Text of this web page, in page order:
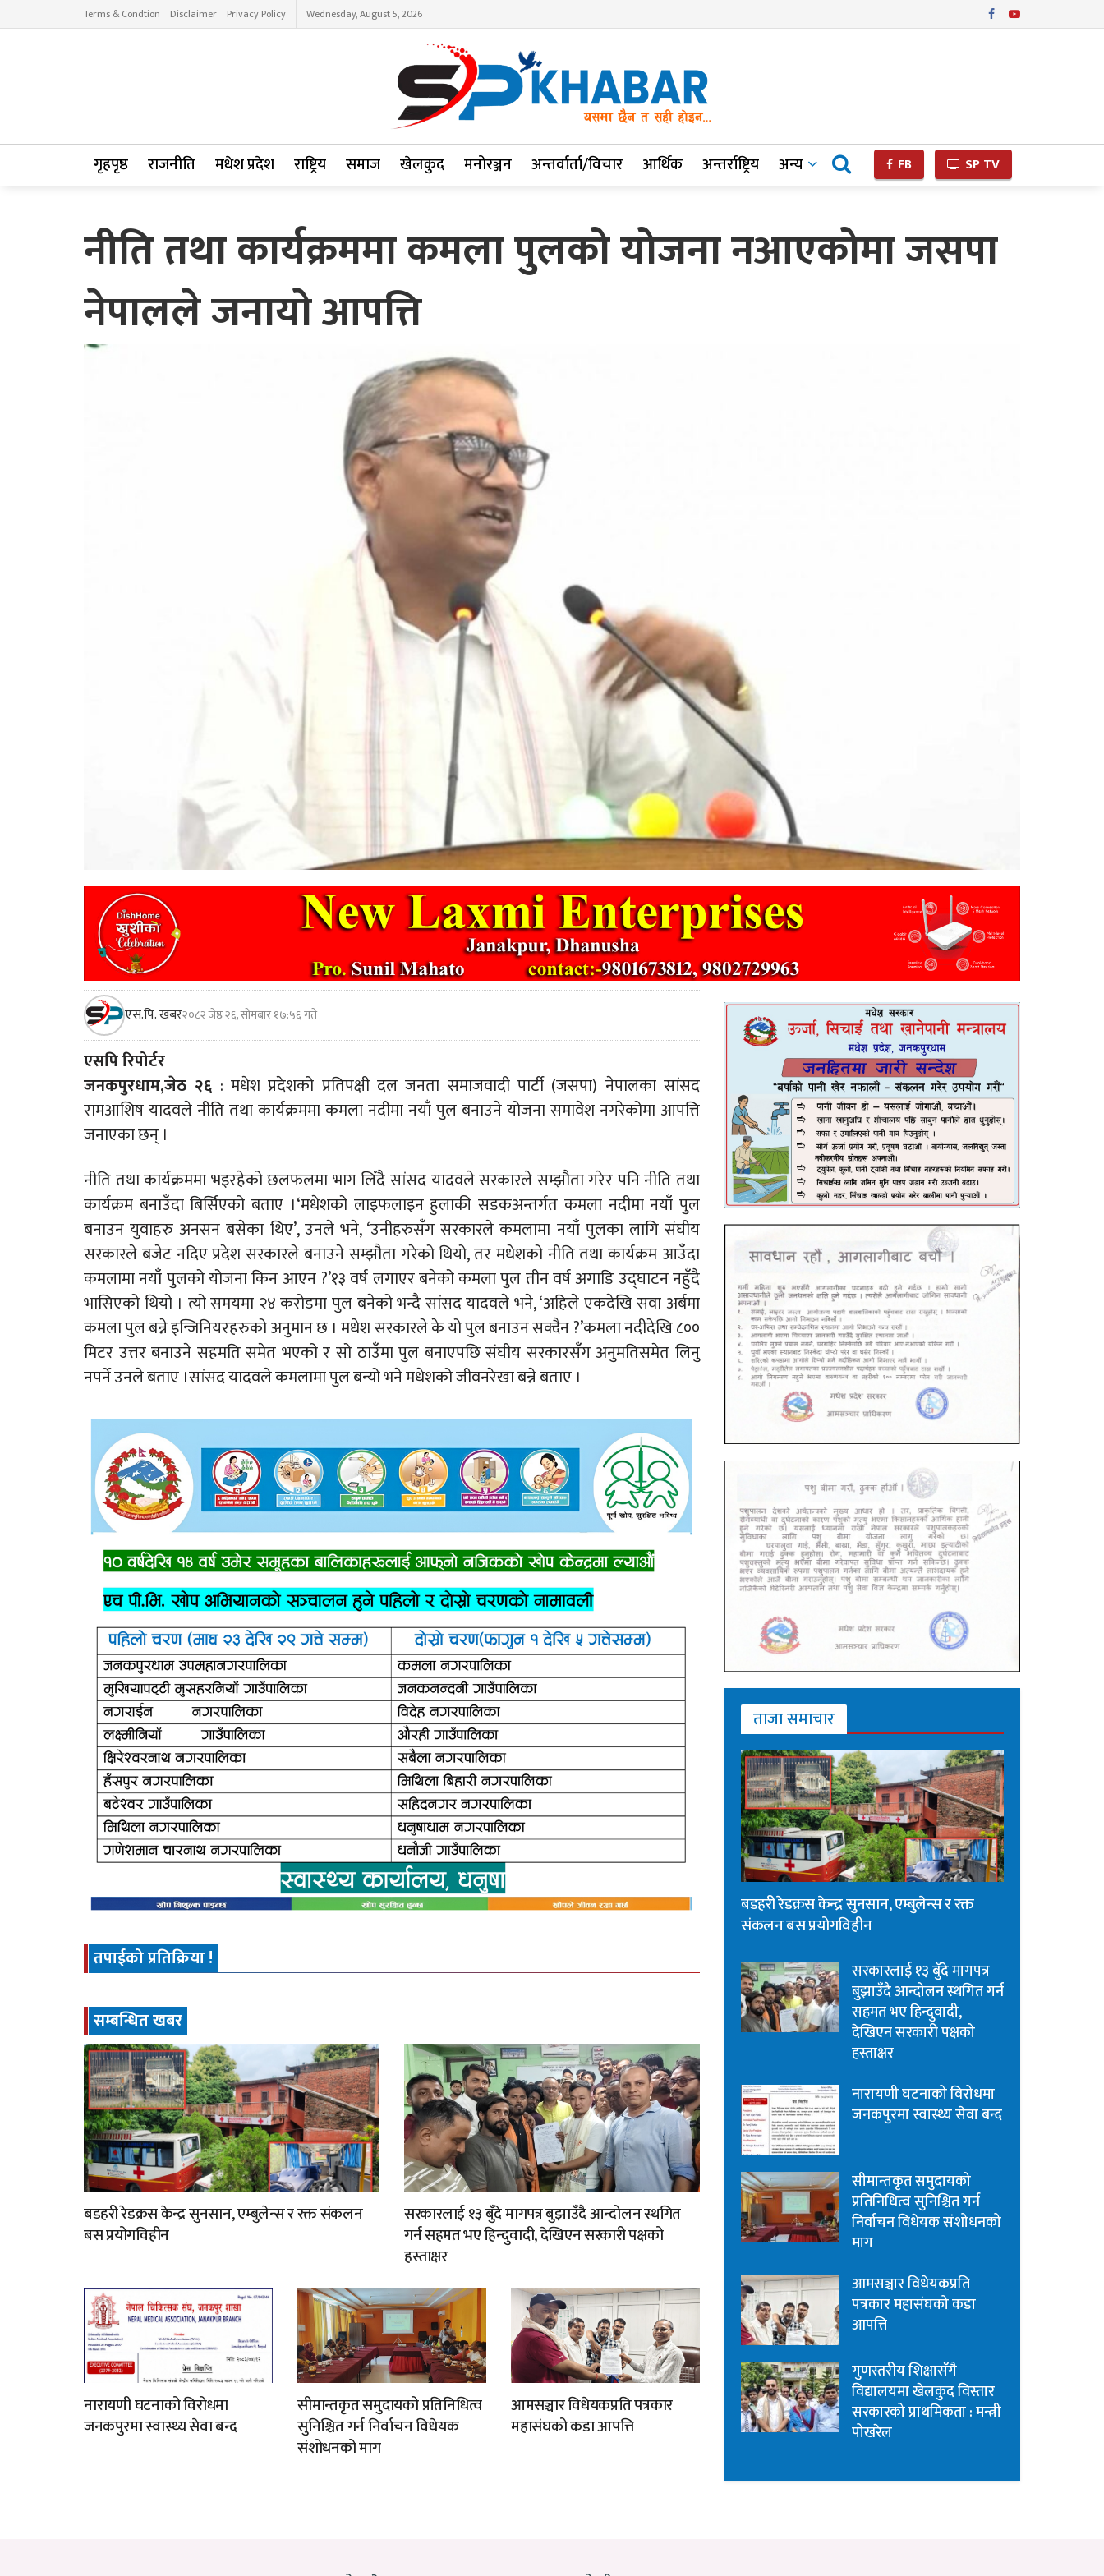
Terms & Condtion Disclaimer Privacy Policy Wednesday, August 5, 2026
गृहपृष्ठ राजनीति मधेश प्रदेश राष्ट्रिय समाज खेलकुद मनोरञ्जन अन्तर्वार्ता/विचार आर्थिक अन्तर्राष्ट्रिय अन्य FB SP TV
नीति तथा कार्यक्रममा कमला पुलको योजना नआएकोमा जसपा
नेपालले जनायाे आपत्ति
एस.पि. खबर२०८२ जेष्ठ २६, सोमबार १७:५६ गते
एसपि रिपोर्टर
जनकपुरधाम,जेठ २६ : मधेश प्रदेशको प्रतिपक्षी दल जनता समाजवादी पार्टी (जसपा) नेपालका सांसद
रामआशिष यादवले नीति तथा कार्यक्रममा कमला नदीमा नयाँ पुल बनाउने योजना समावेश नगरेकोमा आपत्ति
जनाएका छन् ।
नीति तथा कार्यक्रममा भइरहेको छलफलमा भाग लिँदै सांसद यादवले सरकारले सम्झौता गरेर पनि नीति तथा
कार्यक्रम बनाउँदा बिर्सिएको बताए ।‘मधेशको लाइफलाइन हुलाकी सडकअन्तर्गत कमला नदीमा नयाँ पुल
बनाउन युवाहरु अनसन बसेका थिए’, उनले भने, ‘उनीहरुसँग सरकारले कमलामा नयाँ पुलका लागि संघीय
सरकारले बजेट नदिए प्रदेश सरकारले बनाउने सम्झौता गरेको थियो, तर मधेशको नीति तथा कार्यक्रम आउँदा
कमलामा नयाँ पुलको योजना किन आएन ?’१३ वर्ष लगाएर बनेको कमला पुल तीन वर्ष अगाडि उद्घाटन नहुँदै
भासिएको थियो । त्यो समयमा २४ करोडमा पुल बनेको भन्दै सांसद यादवले भने, ‘अहिले एकदेखि सवा अर्बमा
कमला पुल बन्ने इन्जिनियरहरुको अनुमान छ । मधेश सरकारले के यो पुल बनाउन सक्दैन ?’कमला नदीदेखि ८००
मिटर उत्तर बनाउने सहमति समेत भएको र सो ठाउँमा पुल बनाएपछि संघीय सरकारसँग अनुमतिसमेत लिनु
नपर्ने उनले बताए ।सांसद यादवले कमलामा पुल बन्यो भने मधेशको जीवनरेखा बन्ने बताए ।
तपाईको प्रतिक्रिया !
सम्बन्धित खबर
बडहरी रेडक्रस केन्द्र सुनसान, एम्बुलेन्स र रक्त संकलन
बस प्रयोगविहीन
सरकारलाई १३ बुँदे मागपत्र बुझाउँदै आन्दोलन स्थगित
गर्न सहमत भए हिन्दुवादी, देखिएन सरकारी पक्षको
हस्ताक्षर
नारायणी घटनाको विरोधमा
जनकपुरमा स्वास्थ्य सेवा बन्द
सीमान्तकृत समुदायको प्रतिनिधित्व
सुनिश्चित गर्न निर्वाचन विधेयक
संशोधनको माग
आमसञ्चार विधेयकप्रति पत्रकार
महासंघको कडा आपत्ति
ताजा समाचार
बडहरी रेडक्रस केन्द्र सुनसान, एम्बुलेन्स र रक्त
संकलन बस प्रयोगविहीन
सरकारलाई १३ बुँदे मागपत्र
बुझाउँदै आन्दोलन स्थगित गर्न
सहमत भए हिन्दुवादी,
देखिएन सरकारी पक्षको
हस्ताक्षर
नारायणी घटनाको विरोधमा
जनकपुरमा स्वास्थ्य सेवा बन्द
सीमान्तकृत समुदायको
प्रतिनिधित्व सुनिश्चित गर्न
निर्वाचन विधेयक संशोधनको
माग
आमसञ्चार विधेयकप्रति
पत्रकार महासंघको कडा
आपत्ति
गुणस्तरीय शिक्षासँगै
विद्यालयमा खेलकुद विस्तार
सरकारको प्राथमिकता : मन्त्री
पोखरेल